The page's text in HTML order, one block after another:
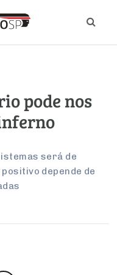
pode nos
será de
depende de